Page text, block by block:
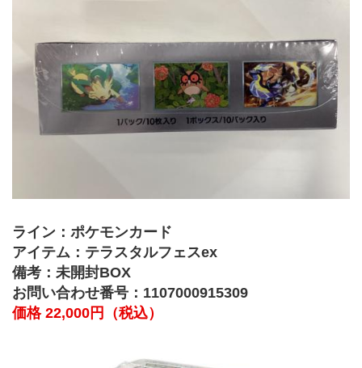
ライン：ポケモンカード
アイテム：テラスタルフェスex
備考：未開封BOX
お問い合わせ番号：1107000915309
価格 22,000円（税込）